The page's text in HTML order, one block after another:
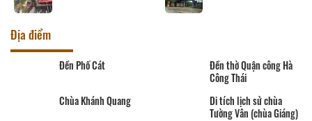
Địa điểm
Đền Phố Cát
Đền thờ Quận công Hà
Công Thái
Chùa Khánh Quang
Di tích lịch sử chùa
Tường Vân (chùa Giáng)